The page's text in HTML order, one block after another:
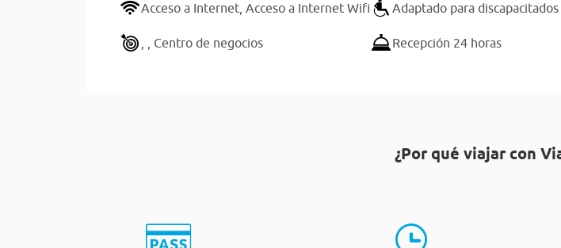
Acceso a Internet, Acceso a Internet Wifi
Centro de negocios
Adaptado para discapacitados
Recepción 24 horas
¿Por qué viajar con